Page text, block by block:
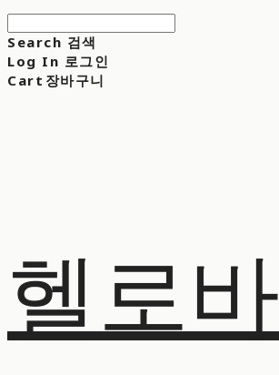
Search 검색
Log In 로그인
Cart 장바구니
헬로